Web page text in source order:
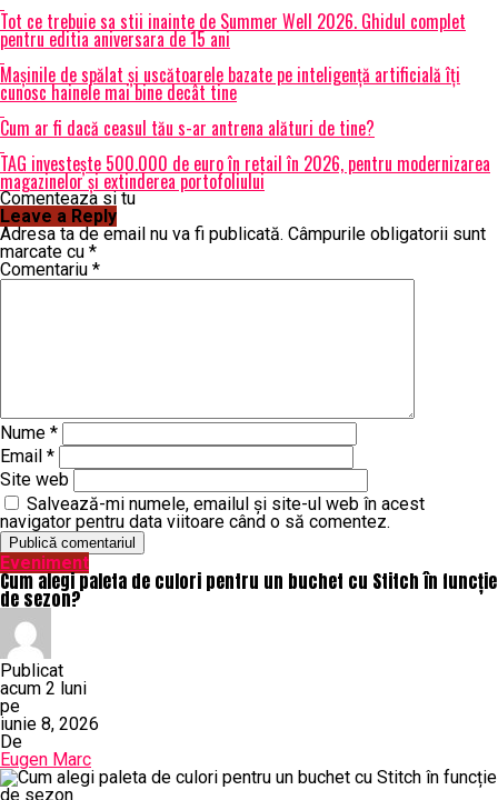
Tot ce trebuie sa stii inainte de Summer Well 2026. Ghidul complet
pentru editia aniversara de 15 ani
Mașinile de spălat și uscătoarele bazate pe inteligență artificială îți
cunosc hainele mai bine decât tine
Cum ar fi dacă ceasul tău s-ar antrena alături de tine?
TAG investește 500.000 de euro în retail în 2026, pentru modernizarea
magazinelor și extinderea portofoliului
Comenteaza si tu
Leave a Reply
Adresa ta de email nu va fi publicată. Câmpurile obligatorii sunt
marcate cu *
Comentariu *
Nume *
Email *
Site web
Salvează-mi numele, emailul și site-ul web în acest
navigator pentru data viitoare când o să comentez.
Eveniment
Cum alegi paleta de culori pentru un buchet cu Stitch în funcție
de sezon?
Publicat
acum 2 luni
pe
iunie 8, 2026
De
Eugen Marc